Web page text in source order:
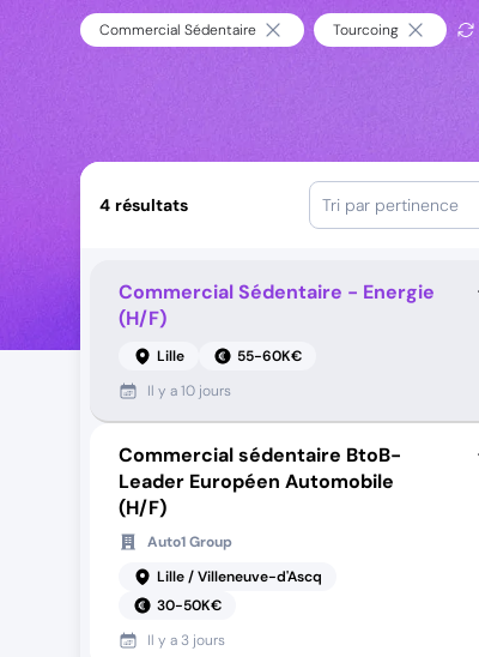
Commercial Sédentaire Tourcoing
4 résultats Tri par pertinence
Commercial Sédentaire - Energie
(H/F)
Lille
55-60K€
Il y a10 jours
Commercial sédentaire BtoB-
Leader Européen Automobile
(H/F)
Auto1 Group
Lille / Villeneuve-d'Ascq
30-50K€
Il y a 3 jours